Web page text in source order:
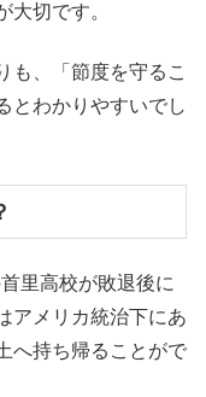
大切です。
も、「節度を守るこ
とわかりやすいでし
里高校が敗退後に
アメリカ統治下にあ
へ持ち帰ることがで